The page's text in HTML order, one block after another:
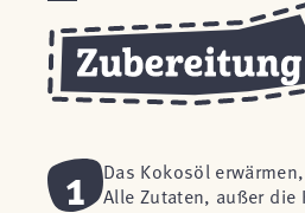
1
Das Kokosöl
Alle Zutaten, außer die